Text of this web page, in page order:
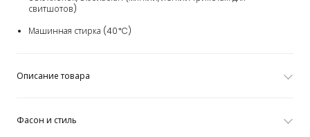
свитшотов)
Машинная стирка (40*C)
Описание товара
Фасон и стиль